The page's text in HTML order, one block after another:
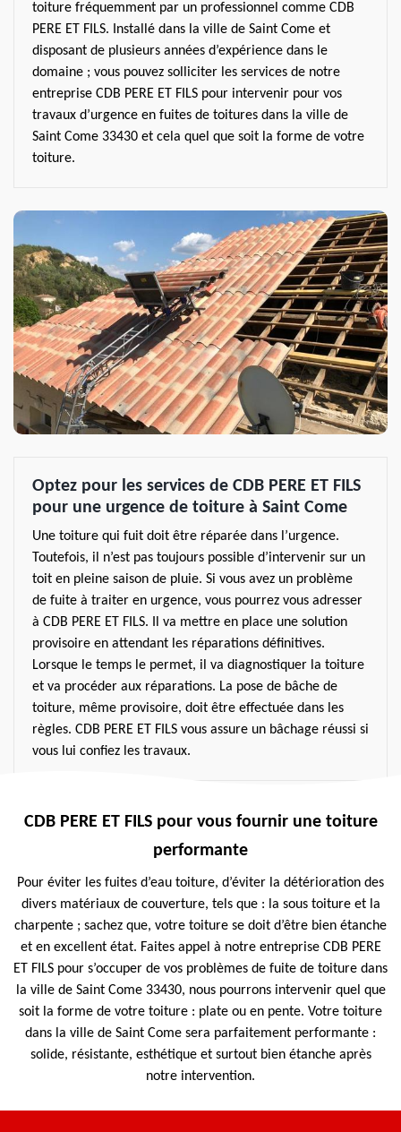
toiture fréquemment par un professionnel comme CDB
PERE ET FILS. Installé dans la ville de Saint Come et
disposant de plusieurs années d’expérience dans le
domaine ; vous pouvez solliciter les services de notre
entreprise CDB PERE ET FILS pour intervenir pour vos
travaux d’urgence en fuites de toitures dans la ville de
Saint Come 33430 et cela quel que soit la forme de votre
toiture.
Optez pour les services de CDB PERE ET FILS
pour une urgence de toiture à Saint Come
Une toiture qui fuit doit être réparée dans l’urgence.
Toutefois, il n’est pas toujours possible d’intervenir sur un
toit en pleine saison de pluie. Si vous avez un problème
de fuite à traiter en urgence, vous pourrez vous adresser
à CDB PERE ET FILS. Il va mettre en place une solution
provisoire en attendant les réparations définitives.
Lorsque le temps le permet, il va diagnostiquer la toiture
et va procéder aux réparations. La pose de bâche de
toiture, même provisoire, doit être effectuée dans les
règles. CDB PERE ET FILS vous assure un bâchage réussi si
vous lui confiez les travaux.
CDB PERE ET FILS pour vous fournir une toiture
performante
Pour éviter les fuites d’eau toiture, d’éviter la détérioration des
divers matériaux de couverture, tels que : la sous toiture et la
charpente ; sachez que, votre toiture se doit d’être bien étanche
et en excellent état. Faites appel à notre entreprise CDB PERE
ET FILS pour s’occuper de vos problèmes de fuite de toiture dans
la ville de Saint Come 33430, nous pourrons intervenir quel que
soit la forme de votre toiture : plate ou en pente. Votre toiture
dans la ville de Saint Come sera parfaitement performante :
solide, résistante, esthétique et surtout bien étanche après
notre intervention.